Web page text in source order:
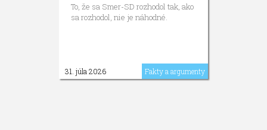
To, že sa Smer-SD rozhodol tak, ako
sa rozhodol, nie je náhodné.
31. júla 2026 Fakty a argumenty